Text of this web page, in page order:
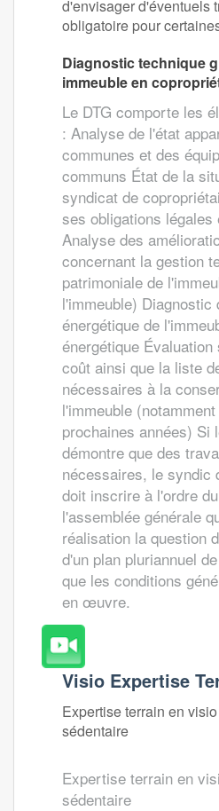
d'envisager d'éventuels
obligatoire pour
Diagnostic technique
immeuble en
Le DTG comporte les
: Analyse de l'état
communes et des
communs État de la
syndicat de
ses obligations légales
Analyse des
concernant la gestion
patrimoniale de
l'immeuble) Diagnostic
énergétique de
énergétique Évaluation
coût ainsi que la liste
nécessaires à la
l'immeuble
prochaines années) Si
démontre que des
nécessaires, le syndic
doit inscrire à l'ordre
l'assemblée générale
réalisation la question
d'un plan pluriannuel
que les conditions
en œuvre.
Visio Expertise
Expertise terrain en
sédentaire
Expertise terrain en
sédentaire